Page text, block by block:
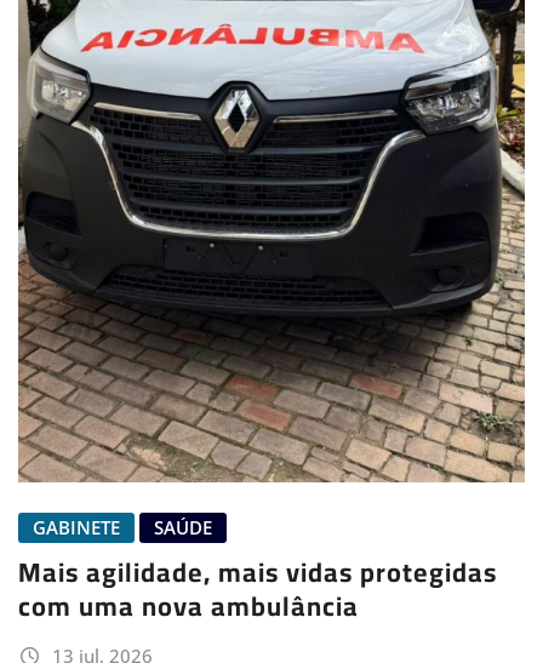
GABINETE SAÚDE
Mais agilidade, mais vidas protegidas
com uma nova ambulância
13 jul, 2026